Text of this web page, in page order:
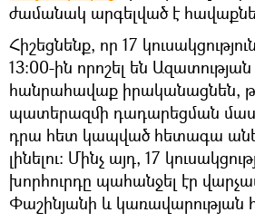
ժամանակ արգելված է
Հիշեցնենք, որ 17
13:00-ին որոշել են
հանրահավաք իրականացնեն,
պատերազմի դադարեցման
դրա հետ կապված հետագա
լինելու։ Մինչ այդ, 17
խորհուրդը պահանջել էր
Փաշինյանի և